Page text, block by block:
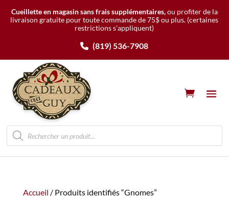
Cueillette en magasin sans frais supplémentaires,ou profiter de la
livraison gratuite pour toute commande de 75$ ou plus. (certaines
restrictions s’appliquent)
(819) 536-7908
Recherche
de
produits
Accueil / Produits identifiés “Gnomes”